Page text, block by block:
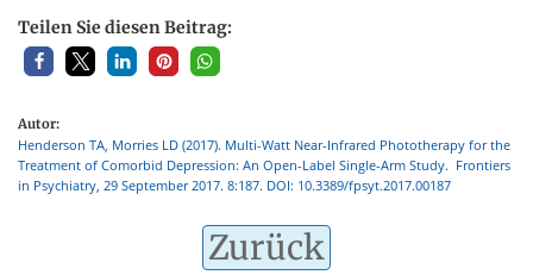
Teilen Sie diesen Beitrag:
Autor:
Henderson TA, Morries LD (2017). Multi-Watt Near-Infrared Phototherapy for the
Treatment of Comorbid Depression: An Open-Label Single-Arm Study. Frontiers
in Psychiatry, 29 September 2017. 8:187. DOI: 10.3389/fpsyt.2017.00187
Zurück